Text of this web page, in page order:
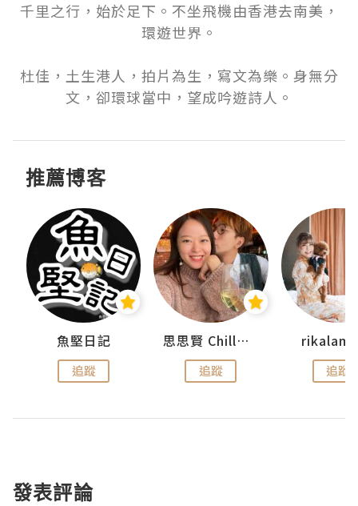
千里之行，始於足下。不坐飛機由香港去南美，
環遊世界。
杜佳，土生港人，拍片為生，寫文為樂。身無分
文，卻環球當中，望成吟遊詩人。
推薦博客
魚堅日記
追蹤
思思賢 ChillMyBabe
追蹤 追蹤
發表評論